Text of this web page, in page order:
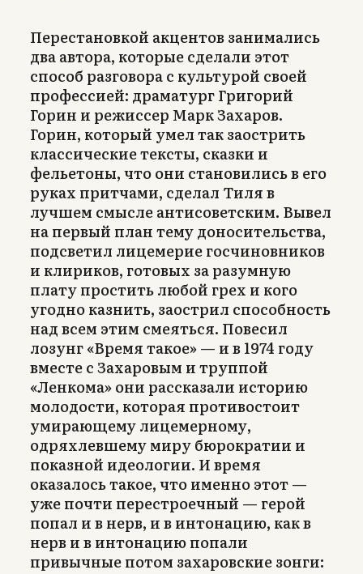
Перестановкой акцентов занимались
два автора, которые сделали этот
способ разговора с культурой своей
профессией: драматург Григорий
Горин и режиссер Марк Захаров.
Горин, который умел так заострить
классические тексты, сказки и
фельетоны, что они становились в его
руках притчами, сделал Тиля в
лучшем смысле антисоветским. Вывел
на первый план тему доносительства,
подсветил лицемерие госчиновников
и клириков, готовых за разумную
плату простить любой грех и кого
угодно казнить, заострил способность
над всем этим смеяться. Повесил
лозунг «Время такое» — и в 1974 году
вместе с Захаровым и труппой
«Ленкома» они рассказали историю
молодости, которая противостоит
умирающему лицемерному,
одряхлевшему миру бюрократии и
показной идеологии. И время
оказалось такое, что именно этот —
уже почти перестроечный — герой
попал и в нерв, и в интонацию, как в
нерв и в интонацию попали
привычные потом захаровские зонги: